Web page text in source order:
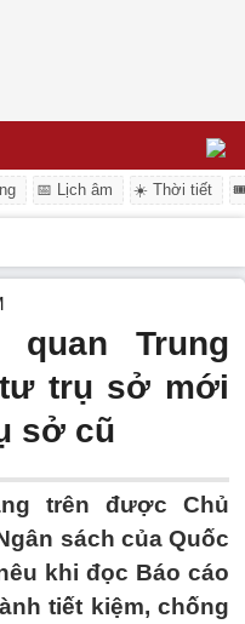
📅 Lịch âm ☀️ Thời tiết
Trung
trụ sở mới
sở cũ
trên được Chủ
sách của Quốc
khi đọc Báo cáo
tiết kiệm, chống